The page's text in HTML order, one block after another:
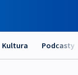
Kultura Podcasty